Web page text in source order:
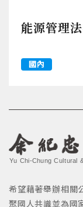
能源管理
國內
Yu Chi-Chung Cultural
希望藉著舉辦相關
聚國人共識並為國